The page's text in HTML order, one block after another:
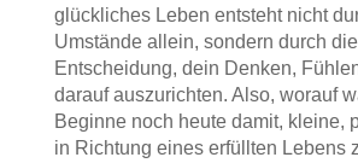
glückliches Leben entsteht nicht
Umstände allein, sondern durch
Entscheidung, dein Denken,
darauf auszurichten. Also, worauf
Beginne noch heute damit, kleine,
in Richtung eines erfüllten Lebens